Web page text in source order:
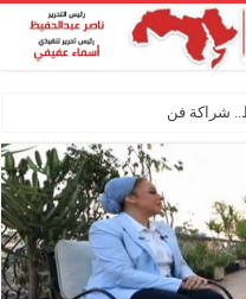
شراكة فنية ترسم ملامح م